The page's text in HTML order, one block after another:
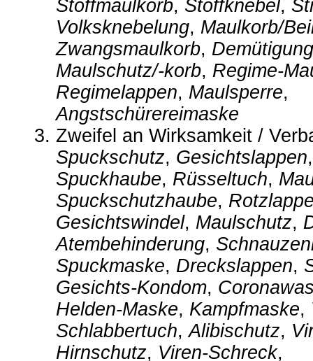
Stoffmaulkorb, Stoffknebel,
Volksknebelung, Maulkorb/
Zwangsmaulkorb,
Maulschutz/-korb, Regime-
Regimelappen, Maulsperre,
Angstschürereimaske
Zweifel an Wirksamkeit /
Spuckschutz, Gesichtslappen
Spuckhaube, Rüsseltuch,
Spuckschutzhaube,
Gesichtswindel, Maulschutz,
Atembehinderung,
Spuckmaske, Dreckslappen,
Gesichts-Kondom,
Helden-Maske, Kampfmaske,
Schlabbertuch,Alibischutz,
Hirnschutz, Viren-Schreck,